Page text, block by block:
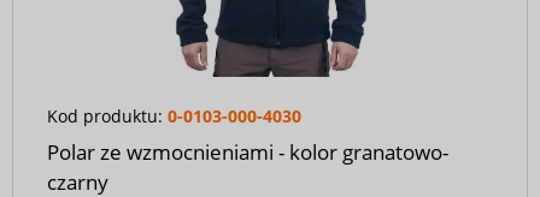
Kod produktu: 0-0103-000-4030
Polar ze wzmocnieniami - kolor granatowo-
czarny